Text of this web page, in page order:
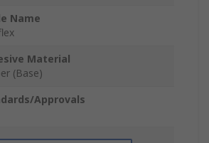
Name
Material
(Base)
Approvals